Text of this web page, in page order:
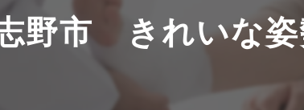
スポーツ外傷
野市 きれいな姿